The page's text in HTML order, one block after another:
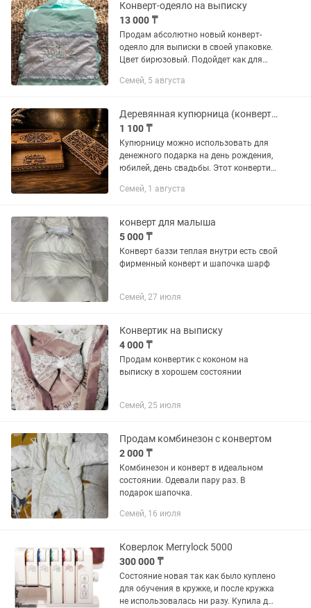
Конверт-одеяло на выписку
13 000 ₸
Продам абсолютно новый конверт-
одеяло для выписки в своей упаковке.
Цвет бирюзовый. Подойдет как для
мягкое, легкое, удобное. По бокам
Семей, 5 августа
Деревянная купюрница (конверт)шкатулка для денег.
1 100 ₸
Купюрницу можно использовать для
денежного подарка на день рождения,
юбилей, день свадьбы. Этот конвертик
картонным конвертам для
несомненно...
Семей, 1 августа
конверт для малыша
5 000 ₸
Конверт баззи теплая внутри есть свой
фирменный конверт и шапочка шарф
Семей, 27 июля
Конвертик на выписку
4 000 ₸
Продам конвертик с коконом на
выписку в хорошем состоянии
Семей, 25 июля
Продам комбинезон с конвертом
2 000 ₸
Комбинезон и конверт в идеальном
состоянии. Одевали пару раз. В
подарок шапочка.
Семей, 16 июля
Коверлок Merrylock 5000
300 000 ₸
Состояние новая так как было куплено
для обучения в кружке, и после кружка
не использовалась ни разу. Купила для